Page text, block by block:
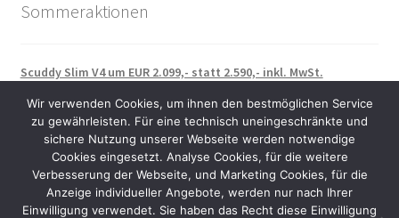
Sommeraktionen
Scuddy Slim V4 um EUR 2.099,- statt 2.590,- inkl. MwSt.
MwSt.
Nosfet Aeon mit Hybridreifen um EUR 2.599,- statt 2.699,- inkl.
MwSt.
Kingsong S19 Pro um EUR 2.299,- inkl. MwSt.
Kingsong S22 Pro+ um EUR 3.399,- statt 3.499,- inkl. MwSt.
Kingsong KS18XL Pro um EUR 1.799,- statt 1.899,- inkl. MwSt.
Wir verwenden Cookies, um ihnen den bestmöglichen Service
zu gewährleisten. Für eine technisch uneingeschränkte und
sichere Nutzung unserer Webseite werden notwendige
Cookies eingesetzt. Analyse Cookies, für die weitere
Verbesserung der Webseite, und Marketing Cookies, für die
Anzeige individueller Angebote, werden nur nach Ihrer
Einwilligung verwendet. Sie haben das Recht diese Einwilligung